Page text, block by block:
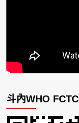
斗內WHO